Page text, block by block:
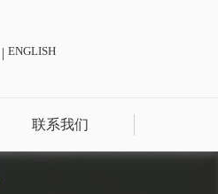
| ENGLISH
联系我们